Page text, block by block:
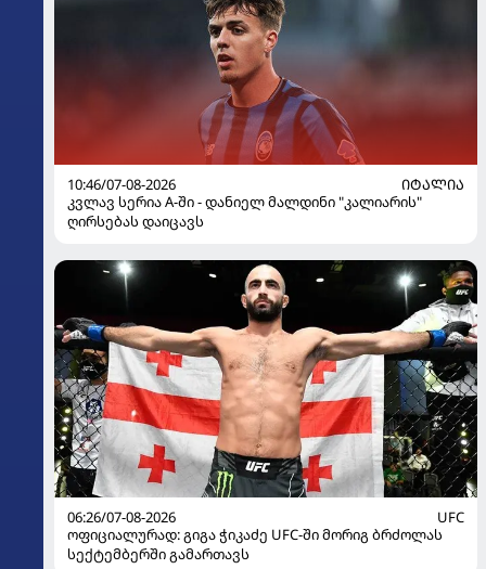
10:46/07-08-2026
ᲘᲢᲐᲚᲘᲐ
კვლავ სერია A-ში - დანიელ მალდინი "კალიარის"
ღირსებას დაიცავს
06:26/07-08-2026
UFC
ოფიციალურად: გიგა ჭიკაძე UFC-ში მორიგ ბრძოლას
სექტემბერში გამართავს